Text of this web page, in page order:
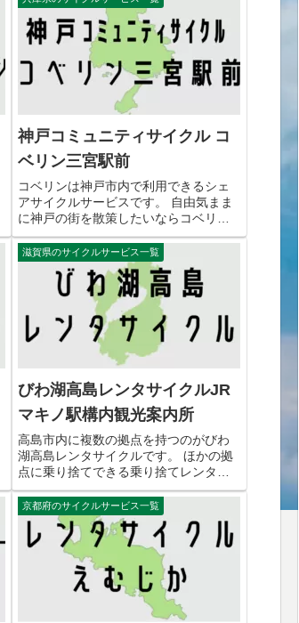
内所の2ヶ所あります。 この...
神戸コミュニティサイクル コ
ベリン三宮駅前
コベリンは神戸市内で利用できるシェ
アサイクルサービスです。 自由気まま
に神戸の街を散策したいならコベリン
の利用がおすすめです。 利用するには
事前にアプリをスマートフォンにダウ
ンロードして各種設定が必要になりま
す。 神戸コミュニティサイクル ...
滋賀県のサイクルサービス一覧
びわ湖高島レンタサイクルJR
マキノ駅構内観光案内所
高島市内に複数の拠点を持つのがびわ
湖高島レンタサイクルです。 ほかの拠
点に乗り捨てできる乗り捨てレンタサ
イクルが便利です。 このページではび
わ湖高島レンタサイクルJRマキノ駅構
内観光案内所をご紹介します。 びわ湖
高島レンタサイクルJRマキノ...
京都府のサイクルサービス一覧